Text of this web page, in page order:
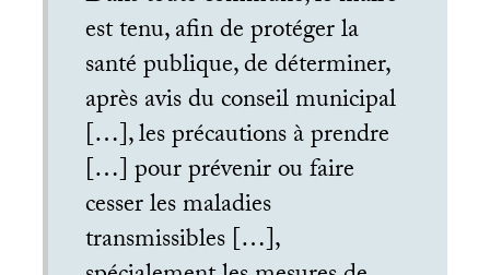
est tenu, afin de protéger la
santé publique, de déterminer,
après avis du conseil municipal
[…], les précautions à prendre
[…] pour prévenir ou faire
cesser les maladies
transmissibles […],